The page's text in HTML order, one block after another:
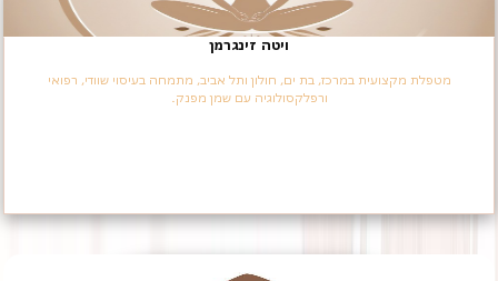
ויטה זינגרמן
מטפלת מקצועית במרכז, בת ים, חולון ותל אביב, מתמחה בעיסוי שוודי, רפואי
ורפלקסולוגיה עם שמן מפנק.